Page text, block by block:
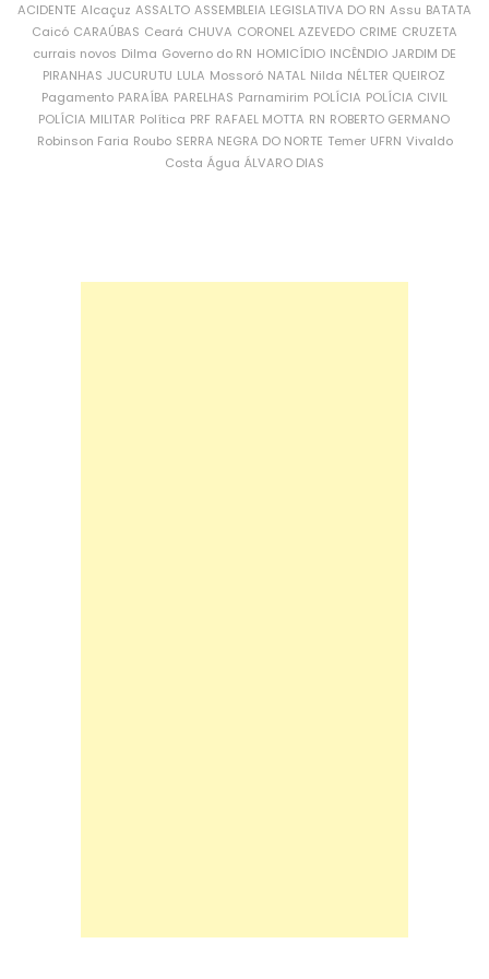
ACIDENTE Alcaçuz ASSALTO ASSEMBLEIA LEGISLATIVA DO RN Assu BATATA
Caicó CARAÚBAS Ceará CHUVA CORONEL AZEVEDO CRIME CRUZETA
currais novos Dilma Governo do RN HOMICÍDIO INCÊNDIO JARDIM DE
PIRANHAS JUCURUTU LULA Mossoró NATAL Nilda NÉLTER QUEIROZ
Pagamento PARAÍBA PARELHAS Parnamirim POLÍCIA POLÍCIA CIVIL
POLÍCIA MILITAR Política PRF RAFAEL MOTTA RN ROBERTO GERMANO
Robinson Faria Roubo SERRA NEGRA DO NORTE Temer UFRN Vivaldo
Costa Água ÁLVARO DIAS